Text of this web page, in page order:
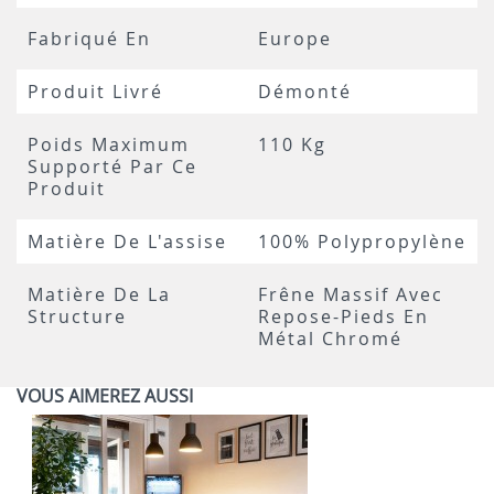
Fabriqué En Europe
Produit Livré Démonté
Poids Maximum
Supporté Par Ce
Produit
110 Kg
Matière De L'assise 100% Polypropylène
Matière De La
Structure
Frêne Massif Avec
Repose-Pieds En
Métal Chromé
VOUS AIMEREZ AUSSI